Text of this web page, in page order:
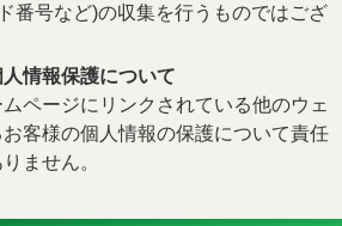
番号など)の収集を行うものではござ
情報保護について
ページにリンクされている他のウェ
客様の個人情報の保護について責任
ません。